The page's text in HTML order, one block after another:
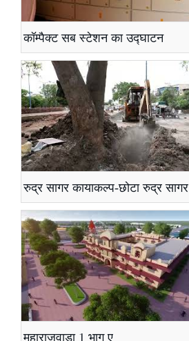
कॉम्पैक्ट सब स्टेशन का उद्घाटन
रुद्र सागर कायाकल्प-छोटा रुद्र सागर
महाराजवाड़ा 1 भाग ए